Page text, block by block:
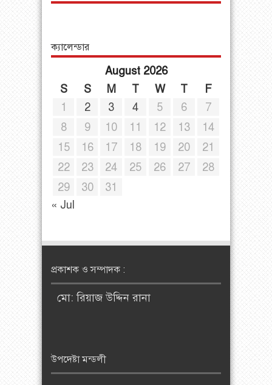
ক্যালেন্ডার
August 2026
S
S M T W T
F
1
2 3 4 5 6
7
8
9 10 11 12 13
14
15
16 17 18 19 20
21
22
23 24 25 26 27
28
29
30
31
« Jul
প্রকাশক ও সম্পাদক :
মো: রিয়াজ উদ্দিন রানা
উপদেষ্টা মন্ডলী